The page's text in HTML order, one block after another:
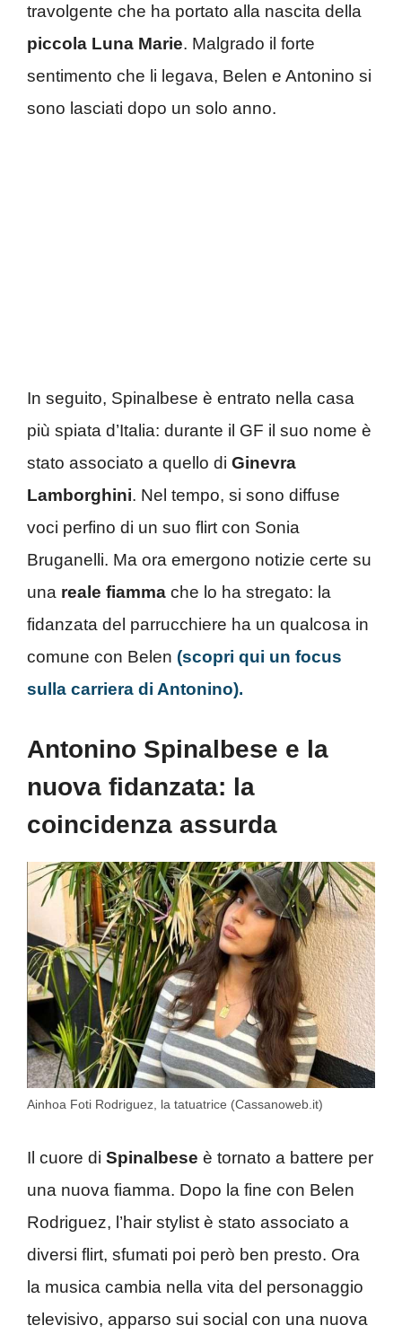
travolgente che ha portato alla nascita della
piccola Luna Marie. Malgrado il forte
sentimento che li legava, Belen e Antonino si
sono lasciati dopo un solo anno.
In seguito, Spinalbese è entrato nella casa
più spiata d’Italia: durante il GF il suo nome è
stato associato a quello di Ginevra
Lamborghini. Nel tempo, si sono diffuse
voci perfino di un suo flirt con Sonia
Bruganelli. Ma ora emergono notizie certe su
una reale fiamma che lo ha stregato: la
fidanzata del parrucchiere ha un qualcosa in
comune con Belen (scopri qui un focus
sulla carriera di Antonino).
Antonino Spinalbese e la
nuova fidanzata: la
coincidenza assurda
Ainhoa Foti Rodriguez, la tatuatrice (Cassanoweb.it)
Il cuore di Spinalbese è tornato a battere per
una nuova fiamma. Dopo la fine con Belen
Rodriguez, l’hair stylist è stato associato a
diversi flirt, sfumati poi però ben presto. Ora
la musica cambia nella vita del personaggio
televisivo, apparso sui social con una nuova